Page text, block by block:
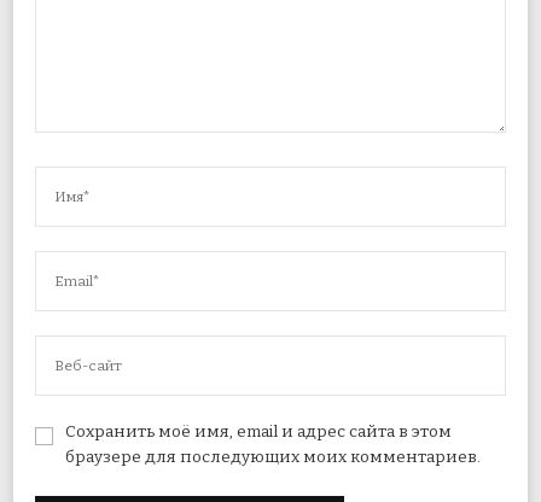
Сохранить моё имя, email и адрес сайта в этом
браузере для последующих моих комментариев.